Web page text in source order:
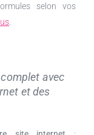
selon vos
avec
et des